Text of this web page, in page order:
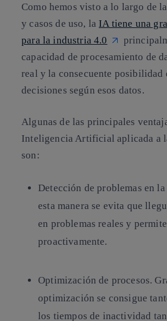
Como hemos visto a lo largo de
y casos de uso, la IA tiene una
para la industria 4.0
capacidad de procesamiento de
real y la consecuente posibilidad
decisiones según esos datos.
Algunas de las principales
Inteligencia Artificial aplicada a
son:
Detección de problemas en
esta manera se evita que
en problemas reales y
proactivamente.
Optimización de procesos.
optimización se consigue
los tiempos de inactividad